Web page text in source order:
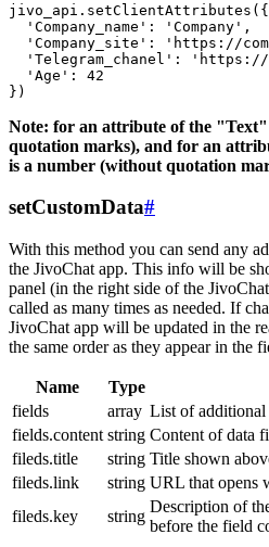
jivo_api.setClientAttributes({
  'Company_name': 'Company',
'Company_site': 'https://
'Telegram_chanel':
  'Age': 42
Note: for an attribute of the "Text"
quotation marks), and for an
is a number (without quotation
setCustomData#
With this method you can send any
the JivoChat app. This info will be
panel (in the right side of the
called as many times as needed. If
JivoChat app will be updated in the
the same order as they appear in the
Name Type
fields
array List of additional
fields.content string Content of data
fileds.title
string Title shown
fileds.link
string URL that opens
fileds.key
string
Description of
before the field